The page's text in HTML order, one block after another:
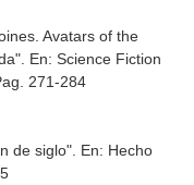
Avatars of the
En: Science Fiction
271-284
de siglo". En: Hecho